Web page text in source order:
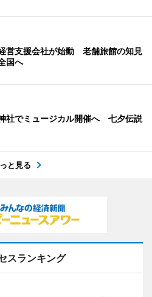
営支援会社が始動 老舗旅館の知見
国へ
社でミュージカル開催へ 七夕伝説
と見る
スランキング